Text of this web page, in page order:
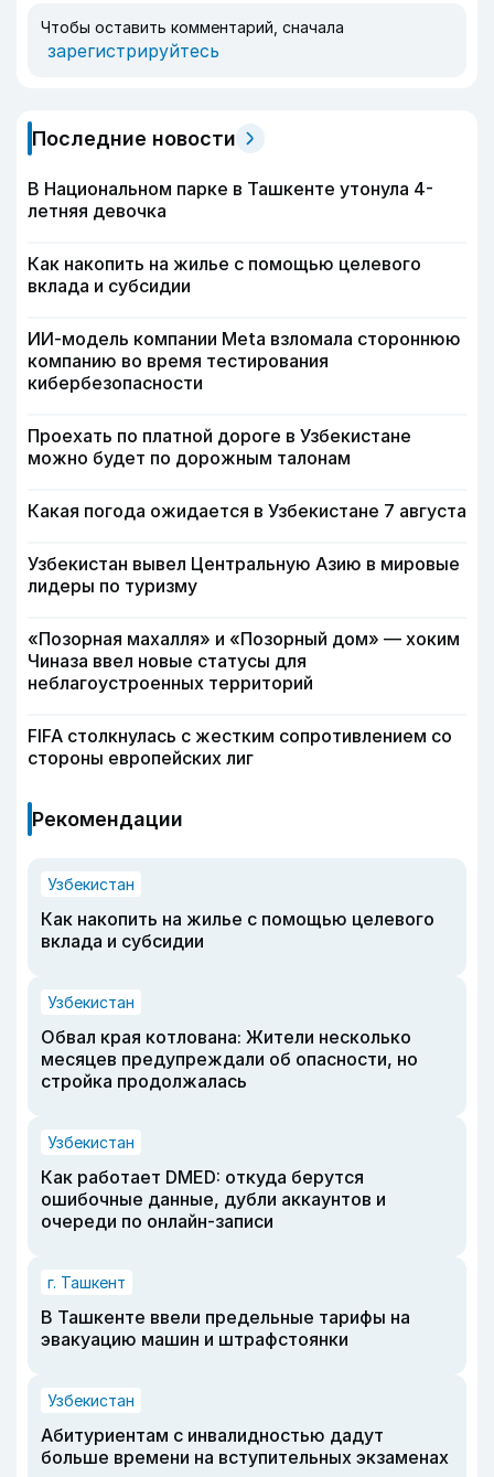
Чтобы оставить комментарий, сначала
зарегистрируйтесь
Последние новости
В Национальном парке в Ташкенте утонула 4-
летняя девочка
Как накопить на жилье с помощью целевого
вклада и субсидии
ИИ-модель компании Meta взломала стороннюю
компанию во время тестирования
кибербезопасности
Проехать по платной дороге в Узбекистане
можно будет по дорожным талонам
Какая погода ожидается в Узбекистане 7 августа
Узбекистан вывел Центральную Азию в мировые
лидеры по туризму
«Позорная махалля» и «Позорный дом» — хоким
Чиназа ввел новые статусы для
неблагоустроенных территорий
FIFA столкнулась с жестким сопротивлением со
стороны европейских лиг
Рекомендации
Узбекистан
Как накопить на жилье с помощью целевого
вклада и субсидии
Узбекистан
Обвал края котлована: Жители несколько
месяцев предупреждали об опасности, но
стройка продолжалась
Узбекистан
Как работает DMED: откуда берутся
ошибочные данные, дубли аккаунтов и
очереди по онлайн-записи
г. Ташкент
В Ташкенте ввели предельные тарифы на
эвакуацию машин и штрафстоянки
Узбекистан
Абитуриентам с инвалидностью дадут
больше времени на вступительных экзаменах